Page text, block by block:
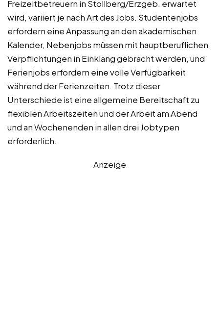
Freizeitbetreuern in Stollberg/Erzgeb. erwartet
wird, variiert je nach Art des Jobs. Studentenjobs
erfordern eine Anpassung an den akademischen
Kalender, Nebenjobs müssen mit hauptberuflichen
Verpflichtungen in Einklang gebracht werden, und
Ferienjobs erfordern eine volle Verfügbarkeit
während der Ferienzeiten. Trotz dieser
Unterschiede ist eine allgemeine Bereitschaft zu
flexiblen Arbeitszeiten und der Arbeit am Abend
und an Wochenenden in allen drei Jobtypen
erforderlich.
Anzeige